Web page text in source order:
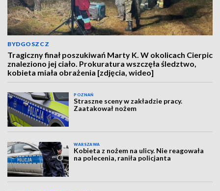
BYDGOSZCZ
Tragiczny finał poszukiwań Marty K. W okolicach Cierpic
znaleziono jej ciało. Prokuratura wszczęła śledztwo,
kobieta miała obrażenia [zdjęcia, wideo]
POZNAŃ
Straszne sceny w zakładzie pracy.
Zaatakował nożem
WARSZAWA
Kobieta z nożem na ulicy. Nie reagowała
na polecenia, raniła policjanta